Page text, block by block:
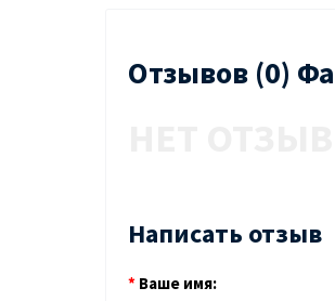
Отзывов (0)
Написать отзыв
Ваше имя: